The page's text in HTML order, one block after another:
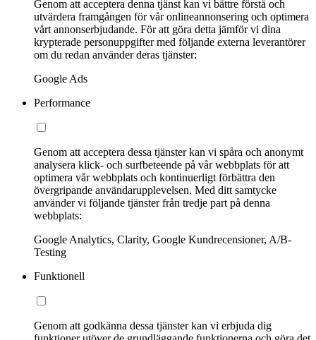
Genom att acceptera denna tjänst kan vi bättre förstå och
utvärdera framgången för vår onlineannonsering och optimera
vårt annonserbjudande. För att göra detta jämför vi dina
krypterade personuppgifter med följande externa leverantörer
om du redan använder deras tjänster:
Google Ads
Performance
Genom att acceptera dessa tjänster kan vi spåra och anonymt
analysera klick- och surfbeteende på vår webbplats för att
optimera vår webbplats och kontinuerligt förbättra den
övergripande användarupplevelsen. Med ditt samtycke
använder vi följande tjänster från tredje part på denna
webbplats:
Google Analytics, Clarity, Google Kundrecensioner, A/B-
Testing
Funktionell
Genom att godkänna dessa tjänster kan vi erbjuda dig